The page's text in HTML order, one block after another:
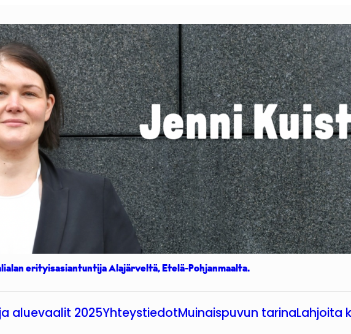
erityisasiantuntija Alajärveltä, Etelä-Pohjanmaalta.
aluevaalit 2025YhteystiedotMuinaispuvun tarinaLahjoita